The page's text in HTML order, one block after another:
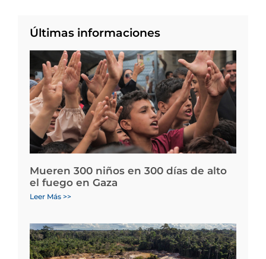
Últimas informaciones
Mueren 300 niños en 300 días de alto
el fuego en Gaza
Leer Más >>